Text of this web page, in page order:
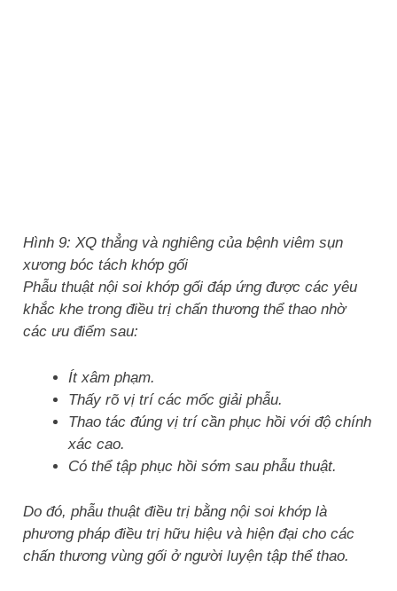
Hình 9: XQ thẳng và nghiêng của bệnh viêm sụn
xương bóc tách khớp gối
Phẫu thuật nội soi khớp gối đáp ứng được các yêu
khắc khe trong điều trị chấn thương thể thao nhờ
các ưu điểm sau:
Ít xâm phạm.
Thấy rõ vị trí các mốc giải phẫu.
Thao tác đúng vị trí cần phục hồi với độ chính
xác cao.
Có thể tập phục hồi sớm sau phẫu thuật.
Do đó, phẫu thuật điều trị bằng nội soi khớp là
phương pháp điều trị hữu hiệu và hiện đại cho các
chấn thương vùng gối ở người luyện tập thể thao.